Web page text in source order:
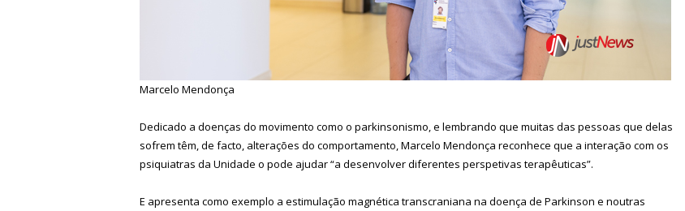
Marcelo Mendonça
Dedicado a doenças do movimento como o parkinsonismo, e lembrando que muitas das pessoas que delas
sofrem têm, de facto, alterações do comportamento, Marcelo Mendonça reconhece que a interação com os
psiquiatras da Unidade o pode ajudar “a desenvolver diferentes perspetivas terapêuticas”.
E apresenta como exemplo a estimulação magnética transcraniana na doença de Parkinson e noutras